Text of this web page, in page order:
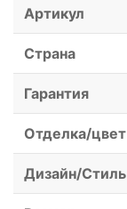
Артикул
Страна
Гарантия
Отделка/цвет
Дизайн/Стиль